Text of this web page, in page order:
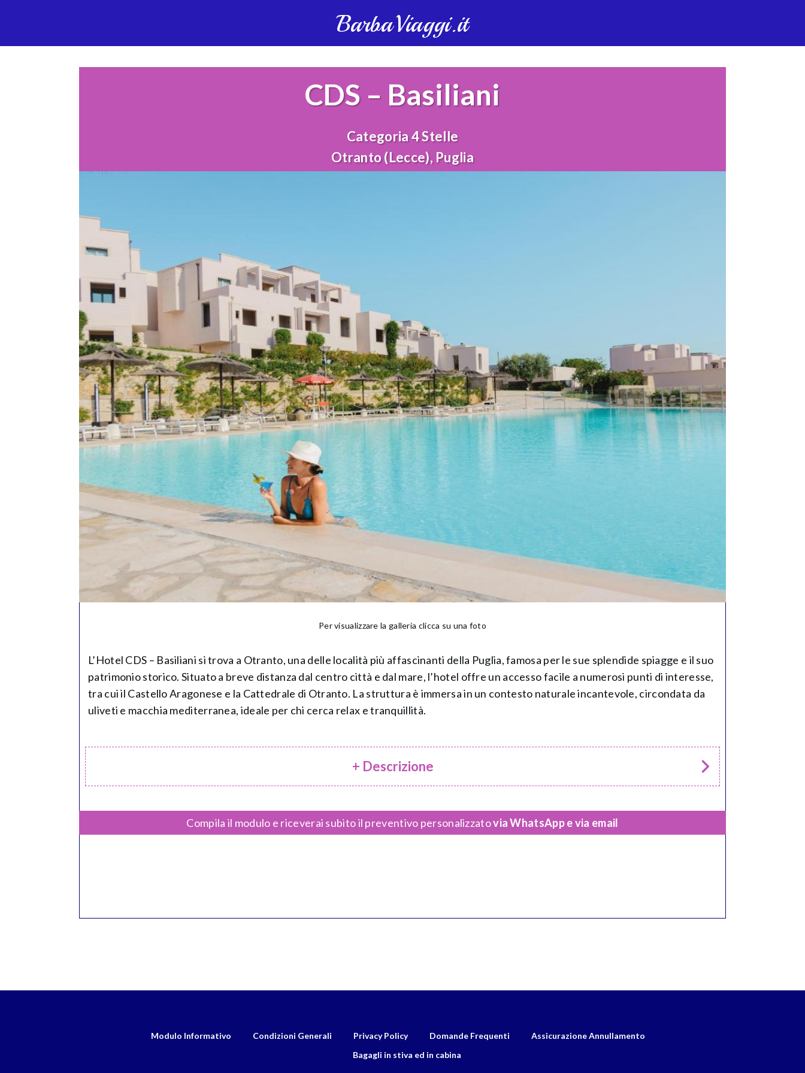
BarbaViaggi.it
CDS – Basiliani
Categoria 4 Stelle
Otranto (Lecce), Puglia
Per visualizzare la galleria clicca su una foto
L’Hotel CDS – Basiliani si trova a Otranto, una delle località più affascinanti della Puglia, famosa per le sue splendide spiagge e il suo
patrimonio storico. Situato a breve distanza dal centro città e dal mare, l’hotel offre un accesso facile a numerosi punti di interesse,
tra cui il Castello Aragonese e la Cattedrale di Otranto. La struttura è immersa in un contesto naturale incantevole, circondata da
uliveti e macchia mediterranea, ideale per chi cerca relax e tranquillità.
+ Descrizione
Compila il modulo e riceverai subito il preventivo personalizzatovia WhatsApp e via email
Modulo Informativo Condizioni Generali Privacy Policy Domande Frequenti
Assicurazione Annullamento
Bagagli in stiva ed in cabina